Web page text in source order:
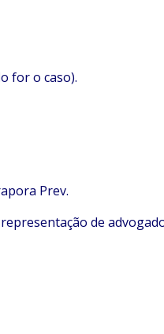
for o caso).
Prev.
de